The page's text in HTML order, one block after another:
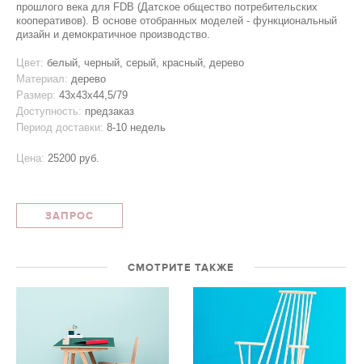
прошлого века для FDB (Датское общество потребительских
кооперативов). В основе отобранных моделей - функциональный
дизайн и демократичное производство.
Цвет: белый, черный, серый, красный, дерево
Материал: дерево
Размер: 43x43x44,5/79
Доступность: предзаказ
Период доставки: 8-10 недель
Цена: 25200 руб.
ЗАПРОС
СМОТРИТЕ ТАКЖЕ